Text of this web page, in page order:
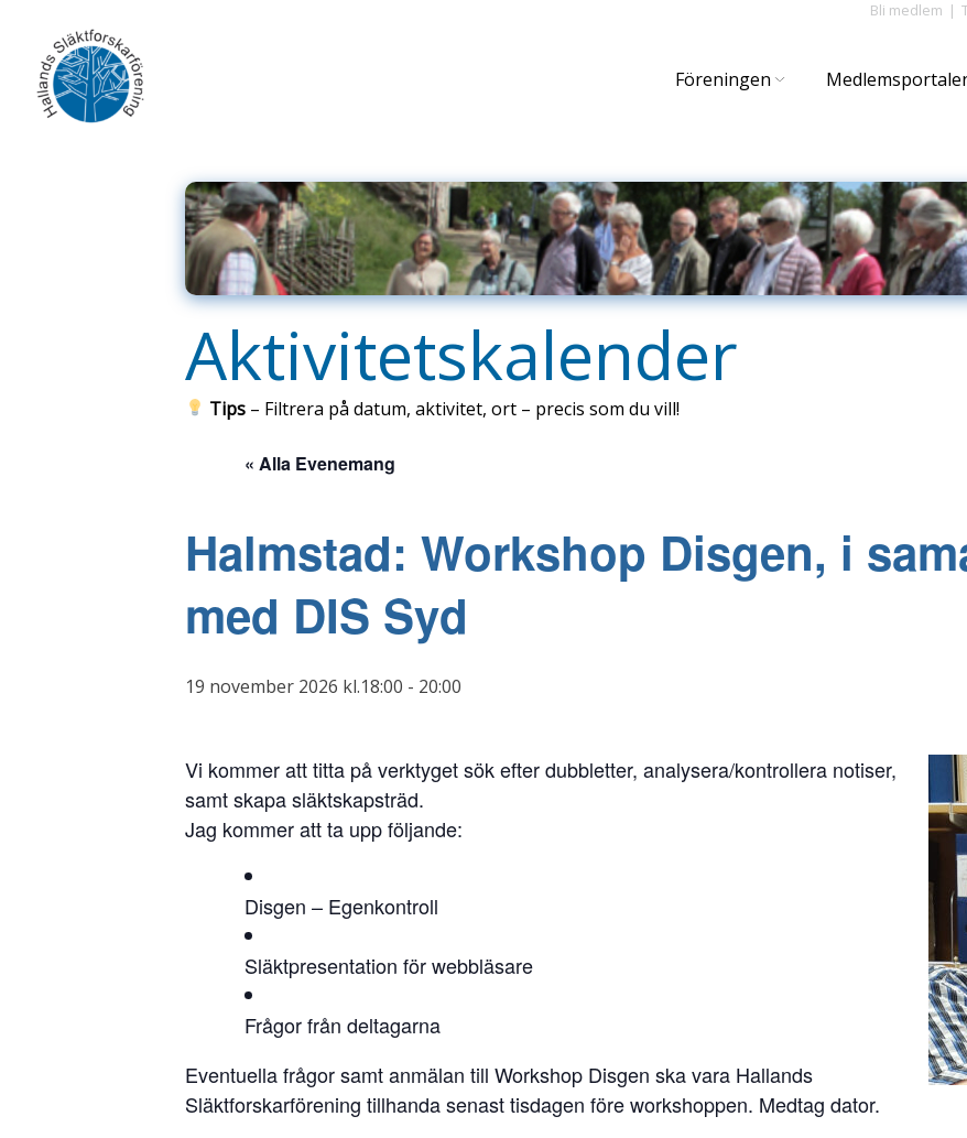
content
Bli medlem
Föreningen
Aktivitetskalender
Tips – Filtrera på datum, aktivitet, ort – precis som du vill!
« Alla Evenemang
Halmstad: Workshop Disgen, i
med DIS Syd
19 november 2026 kl.18:00 - 20:00
Vi kommer att titta på verktyget sök efter dubbletter, analysera/kontrollera notiser,
samt skapa släktskapsträd.
Jag kommer att ta upp följande:
Disgen – Egenkontroll
Släktpresentation för webbläsare
Frågor från deltagarna
Eventuella frågor samt anmälan till Workshop Disgen ska vara Hallands
Släktforskarförening tillhanda senast tisdagen före workshoppen. Medtag dator.